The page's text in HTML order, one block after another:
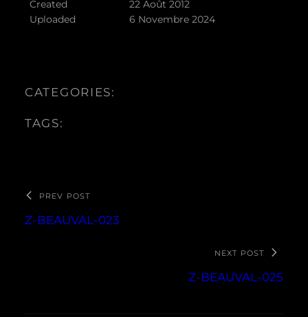
Created
22 Août 2012
Uploaded
6 Novembre 2024
CATEGORIES:
TAGS:
PREV POST
Z-BEAUVAL-023
NEXT POST
Z-BEAUVAL-025